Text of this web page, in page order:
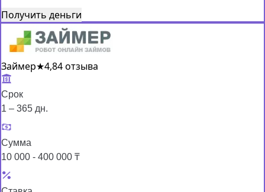
Получить деньги
Займер★4,84 отзыва
Срок
1 – 365 дн.
Сумма
10 000 - 400 000 ₸